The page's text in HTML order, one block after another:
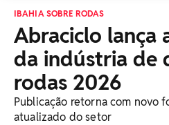
IBAHIA SOBRE RODAS
Abraciclo lança
da indústria de
rodas 2026
Publicação retorna com novo
atualizado do setor